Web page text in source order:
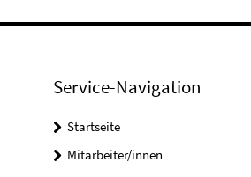
Service-Navigation
Startseite
Mitarbeiter/innen